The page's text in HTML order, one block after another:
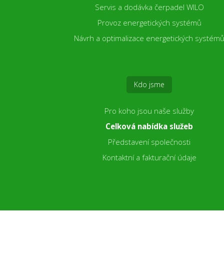
Servis a dodávka čerpadel WILO
Provoz energetických systémů
Návrh a optimalizace energetických systémů
Kdo jsme
Pro koho jsou naše služby
Celková nabídka služeb
Představení společnosti
Kontaktní a fakturační údaje